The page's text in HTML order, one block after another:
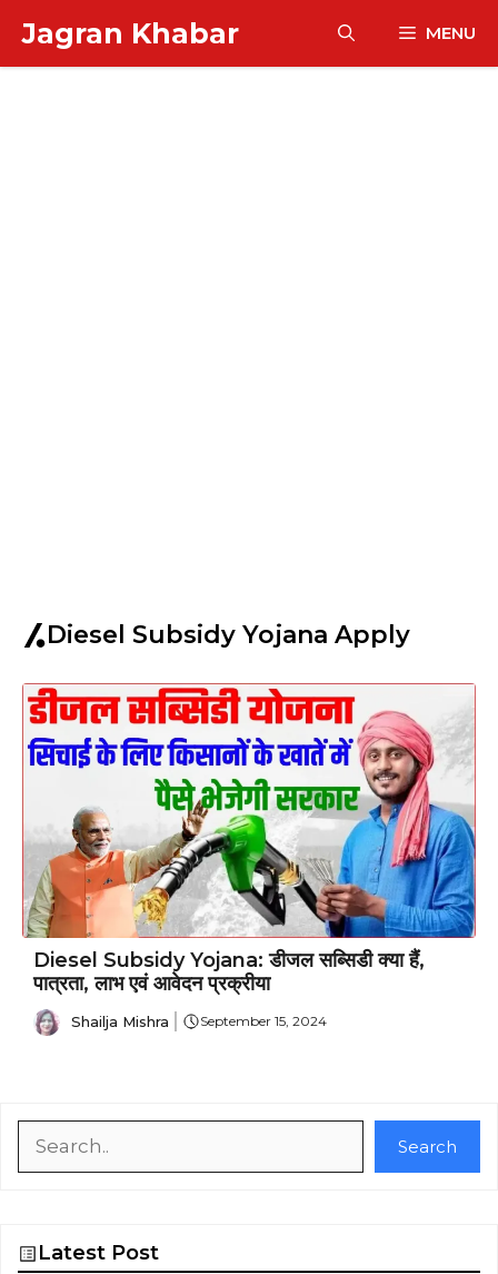
content
Jagran Khabar MENU
Diesel Subsidy Yojana Apply
Diesel Subsidy Yojana: डीजल सब्सिडी क्या हैं,
पात्रता, लाभ एवं आवेदन प्रक्रीया
Shailja Mishra September 15, 2024
Search
Latest Post